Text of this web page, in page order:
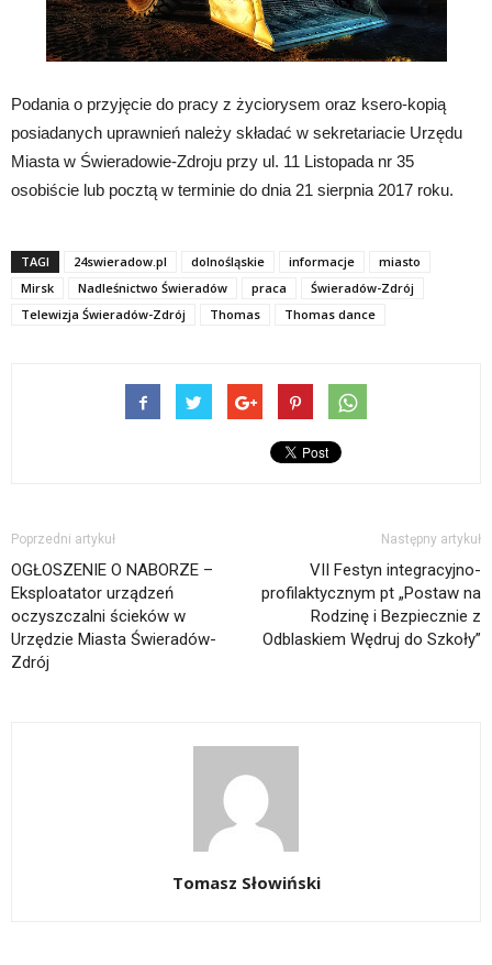
Podania o przyjęcie do pracy z życiorysem oraz ksero-kopią
posiadanych uprawnień należy składać w sekretariacie Urzędu
Miasta w Świeradowie-Zdroju przy ul. 11 Listopada nr 35
osobiście lub pocztą w terminie do dnia 21 sierpnia 2017 roku.
TAGI 24swieradow.pl dolnośląskie informacje
miasto
Mirsk
Nadleśnictwo Świeradów praca
Świeradów-Zdrój
Telewizja Świeradów-Zdrój
Thomas Thomas dance
Poprzedni artykuł
OGŁOSZENIE O NABORZE –
Eksploatator urządzeń
oczyszczalni ścieków w
Urzędzie Miasta Świeradów-
Zdrój
Następny artykuł
VII Festyn integracyjno-
profilaktycznym pt „Postaw na
Rodzinę i Bezpiecznie z
Odblaskiem Wędruj do Szkoły”
Tomasz Słowiński